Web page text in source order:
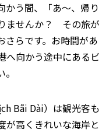
かう間、「あ〜、帰り
ませんか？ その旅が
さらです。お時間があ
へ向かう途中にあるビ
Bãi Dài）は観光客も
が高くきれいな海岸と